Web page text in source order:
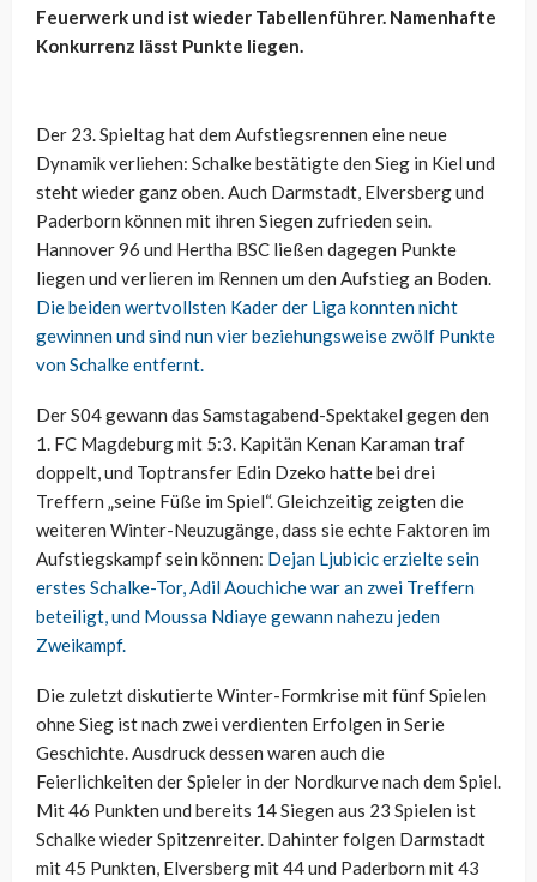
Feuerwerk und ist wieder Tabellenführer. Namenhafte
Konkurrenz lässt Punkte liegen.
Der 23. Spieltag hat dem Aufstiegsrennen eine neue
Dynamik verliehen: Schalke bestätigte den Sieg in Kiel und
steht wieder ganz oben. Auch Darmstadt, Elversberg und
Paderborn können mit ihren Siegen zufrieden sein.
Hannover 96 und Hertha BSC ließen dagegen Punkte
liegen und verlieren im Rennen um den Aufstieg an Boden.
Die beiden wertvollsten Kader der Liga konnten nicht
gewinnen und sind nun vier beziehungsweise zwölf Punkte
von Schalke entfernt.
Der S04 gewann das Samstagabend-Spektakel gegen den
1. FC Magdeburg mit 5:3. Kapitän Kenan Karaman traf
doppelt, und Toptransfer Edin Dzeko hatte bei drei
Treffern „seine Füße im Spiel“. Gleichzeitig zeigten die
weiteren Winter-Neuzugänge, dass sie echte Faktoren im
Aufstiegskampf sein können: Dejan Ljubicic erzielte sein
erstes Schalke-Tor, Adil Aouchiche war an zwei Treffern
beteiligt, und Moussa Ndiaye gewann nahezu jeden
Zweikampf.
Die zuletzt diskutierte Winter-Formkrise mit fünf Spielen
ohne Sieg ist nach zwei verdienten Erfolgen in Serie
Geschichte. Ausdruck dessen waren auch die
Feierlichkeiten der Spieler in der Nordkurve nach dem Spiel.
Mit 46 Punkten und bereits 14 Siegen aus 23 Spielen ist
Schalke wieder Spitzenreiter. Dahinter folgen Darmstadt
mit 45 Punkten, Elversberg mit 44 und Paderborn mit 43